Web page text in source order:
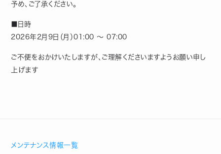
予め、ご了承ください。
■日時
2026年2月9日（月）01:00 ～ 07:00
ご不便をおかけいたしますが、ご理解くださいますようお願い申し
上げます
メンテナンス情報一覧